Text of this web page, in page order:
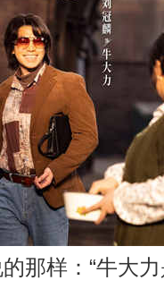
那样： “牛大